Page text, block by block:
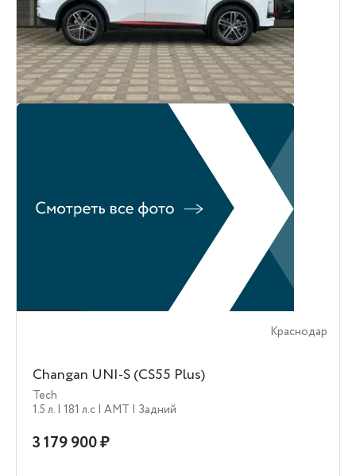
Краснодар
Changan UNI-S (CS55 Plus)
Tech
1.5 л. | 181 л.c | AMT | Задний
3 179 900 ₽